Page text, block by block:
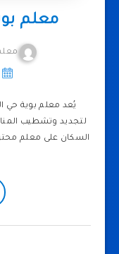
معلم
يُعد معلم بوية حي
لتجديد وتشطيب
السكان على معلم